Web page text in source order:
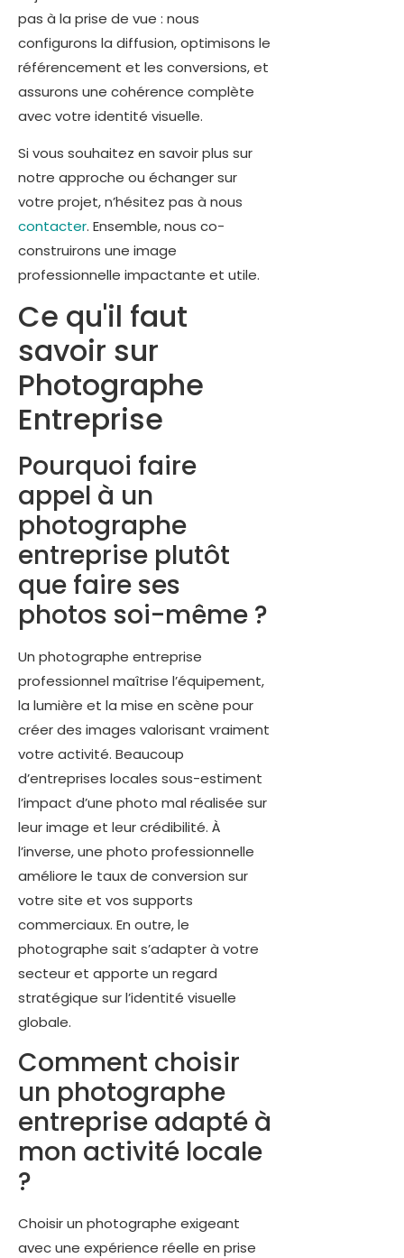
pas à la prise de vue : nous
configurons la diffusion, optimisons le
référencement et les conversions, et
assurons une cohérence complète
avec votre identité visuelle.
Si vous souhaitez en savoir plus sur
notre approche ou échanger sur
votre projet, n’hésitez pas à nous
contacter. Ensemble, nous co-
construirons une image
professionnelle impactante et utile.
Ce qu'il faut
savoir sur
Photographe
Entreprise
Pourquoi faire
appel à un
photographe
entreprise plutôt
que faire ses
photos soi-même ?
Un photographe entreprise
professionnel maîtrise l’équipement,
la lumière et la mise en scène pour
créer des images valorisant vraiment
votre activité. Beaucoup
d’entreprises locales sous-estiment
l’impact d’une photo mal réalisée sur
leur image et leur crédibilité. À
l’inverse, une photo professionnelle
améliore le taux de conversion sur
votre site et vos supports
commerciaux. En outre, le
photographe sait s’adapter à votre
secteur et apporte un regard
stratégique sur l’identité visuelle
globale.
Comment choisir
un photographe
entreprise adapté à
mon activité locale
?
Choisir un photographe exigeant
avec une expérience réelle en prise